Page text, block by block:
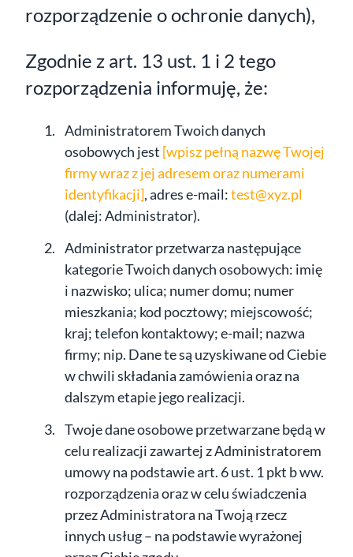
rozporządzenie o ochronie danych),
Zgodnie z art. 13 ust. 1 i 2 tego
rozporządzenia informuję, że:
Administratorem Twoich danych
osobowych jest [wpisz pełną nazwę Twojej
firmy wraz z jej adresem oraz numerami
identyfikacji], adres e-mail:test@xyz.pl
(dalej: Administrator).
Administrator przetwarza następujące
kategorie Twoich danych osobowych: imię
i nazwisko; ulica; numer domu; numer
mieszkania; kod pocztowy; miejscowość;
kraj; telefon kontaktowy; e-mail; nazwa
firmy; nip. Dane te są uzyskiwane od Ciebie
w chwili składania zamówienia oraz na
dalszym etapie jego realizacji.
Twoje dane osobowe przetwarzane będą w
celu realizacji zawartej z Administratorem
umowy na podstawie art. 6 ust. 1 pkt b ww.
rozporządzenia oraz w celu świadczenia
przez Administratora na Twoją rzecz
innych usług – na podstawie wyrażonej